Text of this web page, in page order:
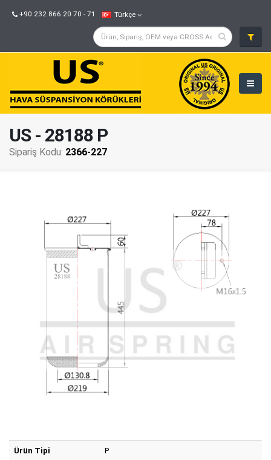
+90 232 866 20 70 - 71 Türkçe
US - 28188 P
Sipariş Kodu: 2366-227
Ürün Tipi P